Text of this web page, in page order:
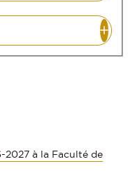
2027 à la Faculté de